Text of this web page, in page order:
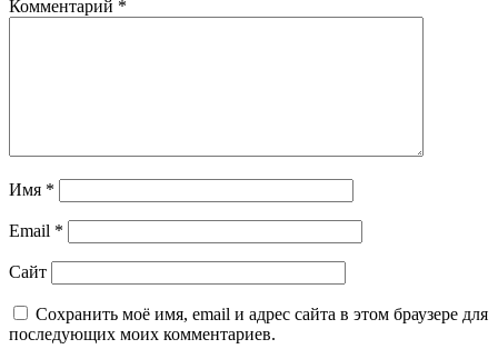
Комментарий *
Имя *
Email *
Сайт
Сохранить моё имя, email и адрес сайта в этом браузере для
последующих моих комментариев.